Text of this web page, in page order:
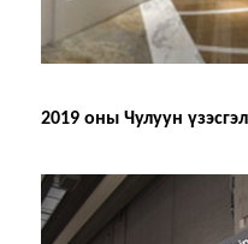
2019 оны Чулуун